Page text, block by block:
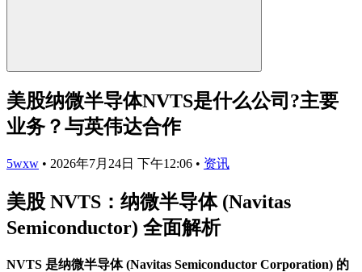
美股纳微半导体NVTS是什么公司?主要
业务？与英伟达合作
5wxw • 2026年7月24日 下午12:06 • 资讯
美股 NVTS：纳微半导体 (Navitas
Semiconductor) 全面解析
NVTS 是纳微半导体 (Navitas Semiconductor Corporation) 的